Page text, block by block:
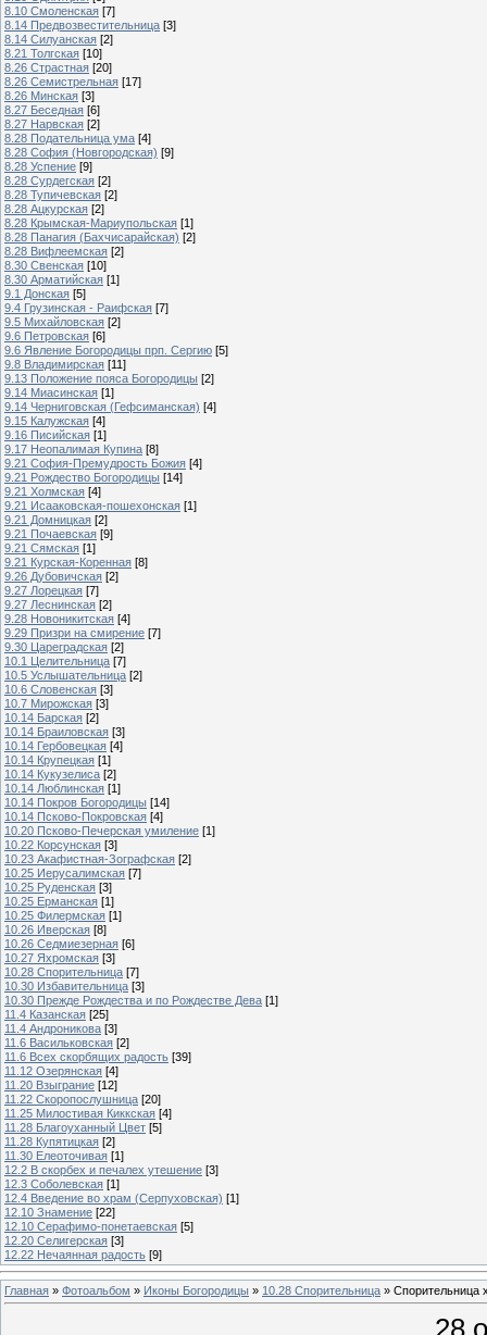
8.10 Смоленская [7]
8.14 Предвозвестительница [3]
8.14 Силуанская [2]
8.21 Толгская [10]
8.26 Страстная [20]
8.26 Семистрельная [17]
8.26 Минская [3]
8.27 Беседная [6]
8.27 Нарвская [2]
8.28 Подательница ума [4]
8.28 София (Новгородская) [9]
8.28 Успение [9]
8.28 Сурдегская [2]
8.28 Тупичевская [2]
8.28 Ацкурская [2]
8.28 Крымская-Мариупольская [1]
8.28 Панагия (Бахчисарайская) [2]
8.28 Вифлеемская [2]
8.30 Свенская [10]
8.30 Арматийская [1]
9.1 Донская [5]
9.4 Грузинская - Раифская [7]
9.5 Михайловская [2]
9.6 Петровская [6]
9.6 Явление Богородицы прп. Сергию [5]
9.8 Владимирская [11]
9.13 Положение пояса Богородицы [2]
9.14 Миасинская [1]
9.14 Черниговская (Гефсиманская) [4]
9.15 Калужская [4]
9.16 Писийская [1]
9.17 Неопалимая Купина [8]
9.21 София-Премудрость Божия [4]
9.21 Рождество Богородицы [14]
9.21 Холмская [4]
9.21 Исааковская-пошехонская [1]
9.21 Домницкая [2]
9.21 Почаевская [9]
9.21 Сямская [1]
9.21 Курская-Коренная [8]
9.26 Дубовичская [2]
9.27 Лорецкая [7]
9.27 Леснинская [2]
9.28 Новоникитская [4]
9.29 Призри на смирение [7]
9.30 Цареградская [2]
10.1 Целительница [7]
10.5 Услышательница [2]
10.6 Словенская [3]
10.7 Мирожская [3]
10.14 Барская [2]
10.14 Браиловская [3]
10.14 Гербовецкая [4]
10.14 Крупецкая [1]
10.14 Кукузелиса [2]
10.14 Люблинская [1]
10.14 Покров Богородицы [14]
10.14 Псково-Покровская [4]
10.20 Псково-Печерская умиление [1]
10.22 Корсунская [3]
10.23 Акафистная-Зографская [2]
10.25 Иерусалимская [7]
10.25 Руденская [3]
10.25 Ерманская [1]
10.25 Филермская [1]
10.26 Иверская [8]
10.26 Седмиезерная [6]
10.27 Яхромская [3]
10.28 Спорительница [7]
10.30 Избавительница [3]
10.30 Прежде Рождества и по Рождестве Дева [1]
11.4 Казанская [25]
11.4 Андроникова [3]
11.6 Васильковская [2]
11.6 Всех скорбящих радость [39]
11.12 Озерянская [4]
11.20 Взыграние [12]
11.22 Скоропослушница [20]
11.25 Милостивая Киккская [4]
11.28 Благоуханный Цвет [5]
11.28 Купятицкая [2]
11.30 Елеоточивая [1]
12.2 В скорбех и печалех утешение [3]
12.3 Соболевская [1]
12.4 Введение во храм (Серпуховская) [1]
12.10 Знамение [22]
12.10 Серафимо-понетаевская [5]
12.20 Селигерская [3]
12.22 Нечаянная радость [9]
Главная » Фотоальбом » Иконы Богородицы » 10.28 Спорительница » Спорительница
28